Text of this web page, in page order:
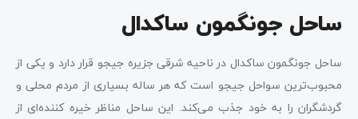
ساحل جونگمون ساکدال
ساحل جونگمون ساکدال در ناحیه شرقی جزیره جیجو قرار دارد و یکی از
محبوب‌ترین سواحل جیجو است که هر ساله بسیاری از مردم محلی و
گردشگران را به خود جذب می‌کند. این ساحل مناظر خیره کننده‌ای از